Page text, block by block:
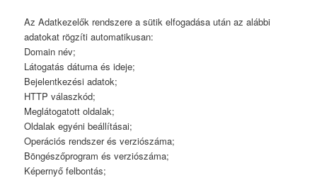
Az Adatkezelők rendszere a sütik elfogadása után az alábbi
adatokat rögzíti automatikusan:
Domain név;
Látogatás dátuma és ideje;
Bejelentkezési adatok;
HTTP válaszkód;
Meglátogatott oldalak;
Oldalak egyéni beállításai;
Operációs rendszer és verziószáma;
Böngészőprogram és verziószáma;
Képernyő felbontás;